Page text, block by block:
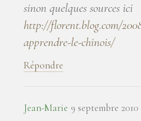
sinon quelques sources ici
http://florent.blog.com/
apprendre-le-chinois/
Répondre
Jean-Marie 9 septembre